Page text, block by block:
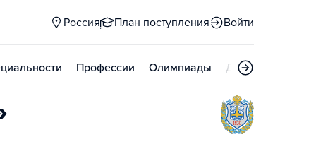
Россия План поступления Войти
Профессии Олимпиады Дни открытых